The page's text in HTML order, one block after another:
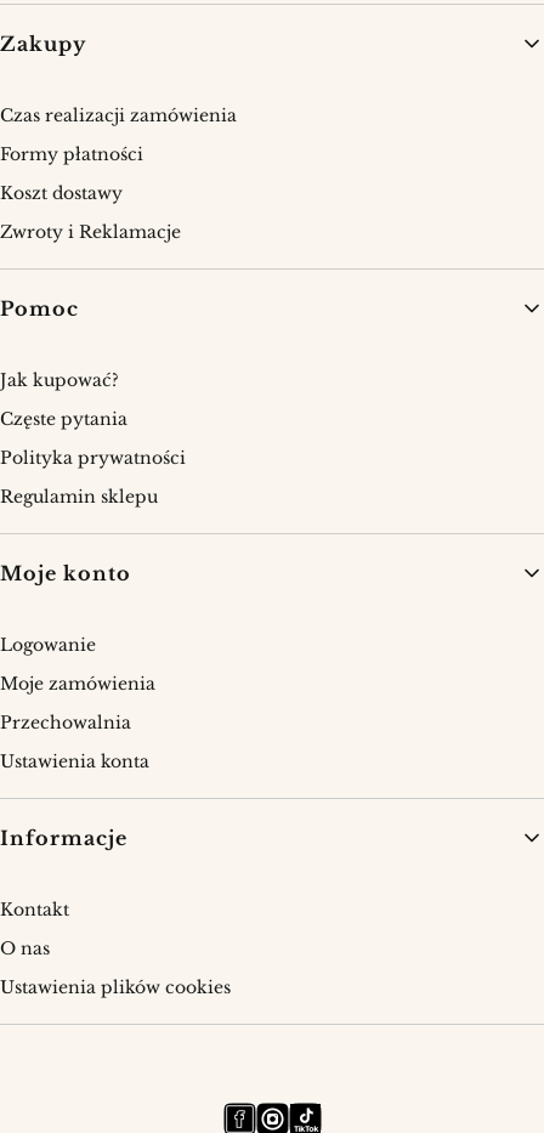
Linki w stopce
Zakupy
Czas realizacji zamówienia
Formy płatności
Koszt dostawy
Zwroty i Reklamacje
Pomoc
Jak kupować?
Częste pytania
Polityka prywatności
Regulamin sklepu
Moje konto
Logowanie
Moje zamówienia
Przechowalnia
Ustawienia konta
Informacje
Kontakt
O nas
Ustawienia plików cookies